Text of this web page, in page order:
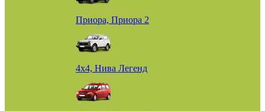
Приора, Приора 2
4х4, Нива Легенд